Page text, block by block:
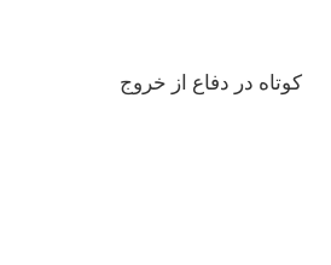
کوتاه در دفاع از خروج